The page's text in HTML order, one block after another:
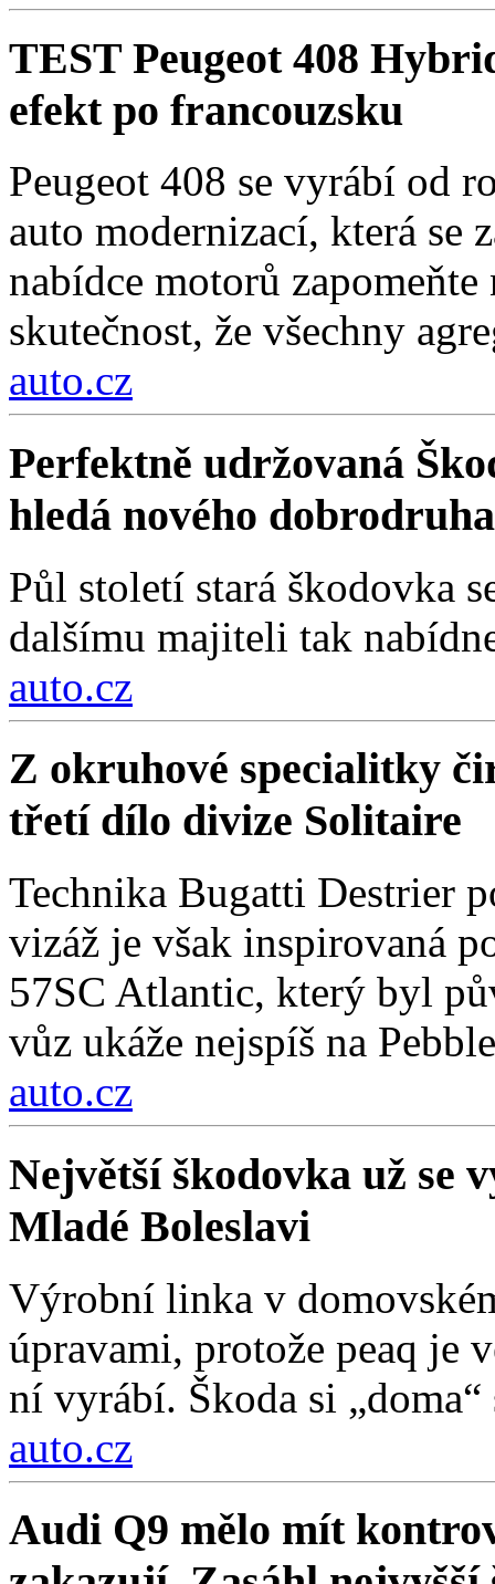
TEST Peugeot 408
efekt po francouzsku
Peugeot 408 se vyrábí od
auto modernizací, která se
nabídce motorů
skutečnost, že všechny
auto.cz
Perfektně udržovaná
hledá nového
Půl století stará škodovka
dalšímu majiteli tak
auto.cz
Z okruhové specialitky
třetí dílo divize Solitaire
Technika Bugatti Destrier
vizáž je však inspirovaná
57SC Atlantic, který byl
vůz ukáže nejspíš na
auto.cz
Největší škodovka už se
Mladé Boleslavi
Výrobní linka v
úpravami, protože peaq je
ní vyrábí. Škoda si
auto.cz
Audi Q9 mělo mít